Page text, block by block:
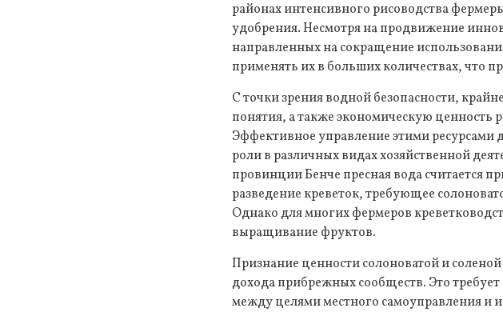
районах интенсивного рисоводства
удобрения. Несмотря на продвижение
направленных на сокращение
применять их в больших количествах, что
С точки зрения водной безопасности,
понятия, а также экономическую ценность
Эффективное управление этими
роли в различных видах хозяйственной
провинции Бенче пресная вода считается
разведение креветок, требующее
Однако для многих фермеров
выращивание фруктов.
Признание ценности солоноватой и
дохода прибрежных сообществ. Это
между целями местного самоуправления и